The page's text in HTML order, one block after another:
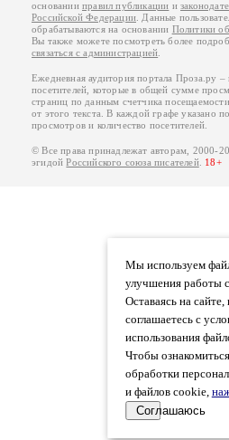
Мы используем
улучшения работы
Оставаясь на сайте,
соглашаетесь с
использования
Чтобы
обработки
и файлов cookie,
Соглашаюсь
основанииправил публикации и
Российской Федерации . Данные
обрабатываются на основании Политики
Вы также можете посмотреть более
связаться с администрацией
Ежедневная аудитория портала Проза.ру –
посетителей, которые в общей сумме
страниц по данным счетчика
от этого текста. В каждой графе указано
просмотров и количество посетителей.
© Все права принадлежат авторам, 2000-
эгидойРоссийского союза писателей. 18+